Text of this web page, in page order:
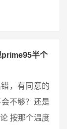
prime95半个
，有同意的
不够？还是
按那个温度